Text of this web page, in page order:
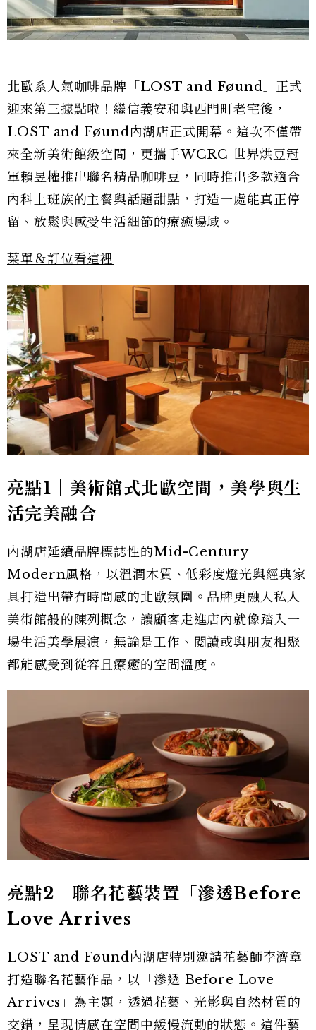
北歐系人氣咖啡品牌「LOST and Føund」正式
迎來第三據點啦！繼信義安和與西門町老宅後，
LOST and Føund內湖店正式開幕。這次不僅帶
來全新美術館級空間，更攜手WCRC 世界烘豆冠
軍賴昱權推出聯名精品咖啡豆，同時推出多款適合
內科上班族的主餐與話題甜點，打造一處能真正停
留、放鬆與感受生活細節的療癒場域。
菜單＆訂位看這裡
亮點1｜美術館式北歐空間，美學與生
活完美融合
內湖店延續品牌標誌性的Mid-Century
Modern風格，以溫潤木質、低彩度燈光與經典家
具打造出帶有時間感的北歐氛圍。品牌更融入私人
美術館般的陳列概念，讓顧客走進店內就像踏入一
場生活美學展演，無論是工作、閱讀或與朋友相聚
都能感受到從容且療癒的空間溫度。
亮點2｜聯名花藝裝置「滲透Before
Love Arrives」
LOST and Føund內湖店特別邀請花藝師李濟章
打造聯名花藝作品，以「滲透 Before Love
Arrives」為主題，透過花藝、光影與自然材質的
交錯，呈現情感在空間中緩慢流動的狀態。這件藝